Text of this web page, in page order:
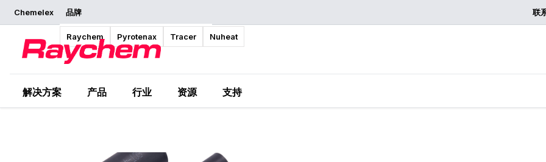
Chemelex 品牌
Raychem Pyrotenax Tracer Nuheat
联
解决方案 产品 行业 资源 支持
概览